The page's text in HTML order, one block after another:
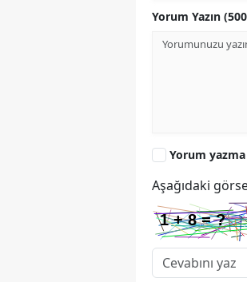
Yorum Yazın
Yorum yazma
Aşağıdaki